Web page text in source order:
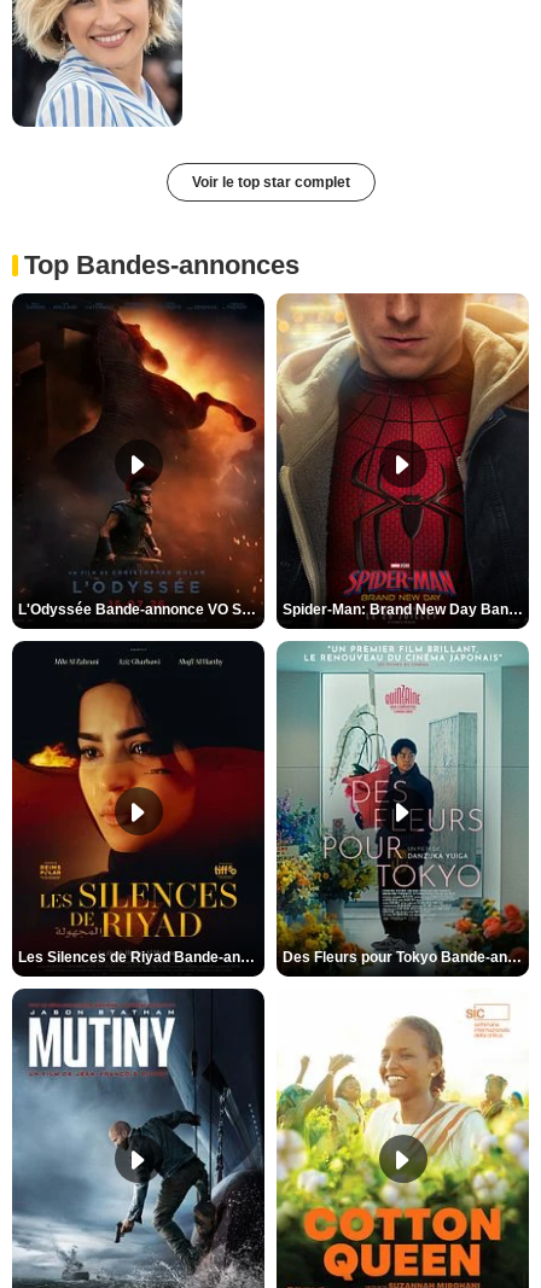
Voir le top star complet
Top Bandes-annonces
L'Odyssée Bande-annonce VO STFR Spider-Man: Brand New Day Bande-annonce VO STFR
Les Silences de Riyad Bande-annonce VO STFR Des Fleurs pour Tokyo Bande-annonce VO STFR